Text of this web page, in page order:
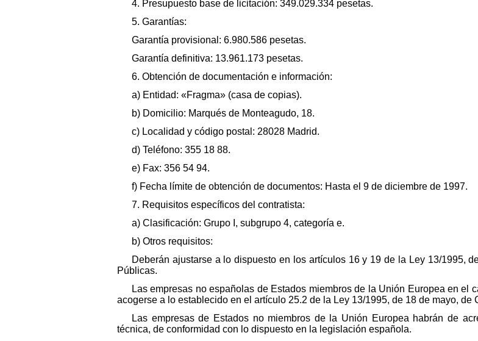
4. Presupuesto base de licitación: 349.029.334 pesetas.
5. Garantías:
Garantía provisional: 6.980.586 pesetas.
Garantía definitiva: 13.961.173 pesetas.
6. Obtención de documentación e información:
a) Entidad: «Fragma» (casa de copias).
b) Domicilio: Marqués de Monteagudo, 18.
c) Localidad y código postal: 28028 Madrid.
d) Teléfono: 355 18 88.
e) Fax: 356 54 94.
f) Fecha límite de obtención de documentos: Hasta el 9 de diciembre de 1997.
7. Requisitos específicos del contratista:
a) Clasificación: Grupo I, subgrupo 4, categoría e.
b) Otros requisitos:
Deberán ajustarse a lo dispuesto en los artículos 16 y 19 de la Ley 13/1995,
Públicas.
Las empresas no españolas de Estados miembros de la Unión Europea en el
acogerse a lo establecido en el artículo 25.2 de la Ley 13/1995, de 18 de mayo,
Las empresas de Estados no miembros de la Unión Europea habrán de
técnica, de conformidad con lo dispuesto en la legislación española.